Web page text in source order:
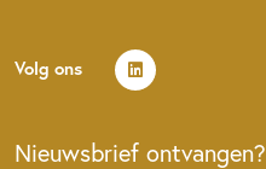
Volg ons
Nieuwsbrief ontvangen?